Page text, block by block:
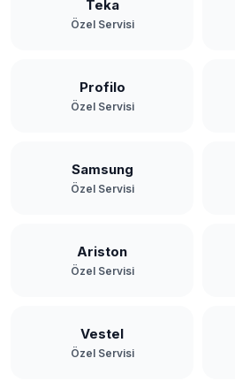
Teka
Özel Servisi
Profilo
Özel Servisi
Samsung
Özel Servisi
Ariston
Özel Servisi
Vestel
Özel Servisi